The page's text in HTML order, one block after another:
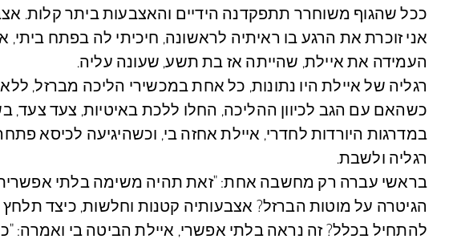
ככל שהגוף משוחרר תתפקדנה הידיים והאצבעות ביתר קלות.
אני זוכרת את הרגע בו ראיתיה לראשונה, חיכיתי לה בפתח
העמידה את איילת, שהייתה אז בת תשע, שעונה עליה.
רגליה של איילת היו נתונות, כל אחת במכשירי הליכה מברזל,
כשהאם עם הגב לכיוון ההליכה, החלו ללכת באיטיות, צעד צעד,
במדרגות היורדות לחדרי, איילת אחזה בי, וכשהיגיעה לכיסא
רגליה ולשבת.
בראשי עברה רק מחשבה אחת: "זאת תהיה משימה בלתי
הגיטרה על מוטות הברזל? אצבעותיה קטנות וחלשות, כיצד
להתחיל בכלל? זה נראה בלתי אפשרי, איילת הביטה בי ואמרה: